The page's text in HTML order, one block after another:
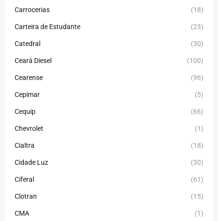
Carrocerias (18)
Carteira de Estudante (23)
Catedral (30)
Ceará Diesel (100)
Cearense (96)
Cepimar (5)
Cequip (66)
Chevrolet (1)
Cialtra (18)
Cidade Luz (30)
Ciferal (61)
Clotran (15)
CMA (1)